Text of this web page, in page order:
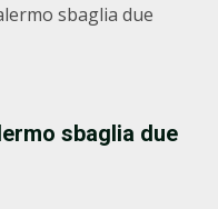
sbaglia due
sbaglia due